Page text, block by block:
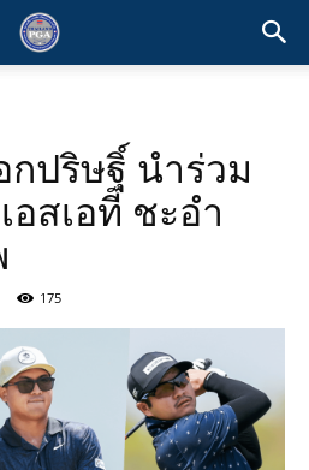
กปริษฐิ์ นำร่วม
อสเอที ชะอำ
175